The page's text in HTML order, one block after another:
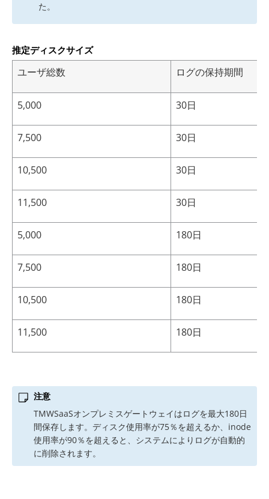
た。
推定ディスクサイズ
ユーザ総数 ログの保持期間
5,000 30日
7,500 30日
10,500 30日
11,500 30日
5,000 180日
7,500 180日
10,500 180日
11,500 180日
注意
TMWSaaSオンプレミスゲートウェイはログを最大180日
間保存します。ディスク使用率が75％を超えるか、inode
使用率が90％を超えると、システムによりログが自動的
に削除されます。